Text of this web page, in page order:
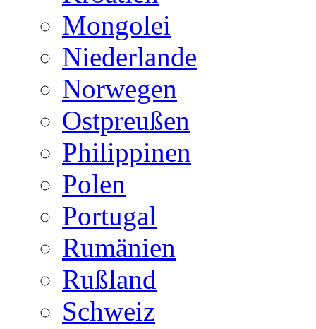
Mongolei
Niederlande
Norwegen
Ostpreußen
Philippinen
Polen
Portugal
Rumänien
Rußland
Schweiz